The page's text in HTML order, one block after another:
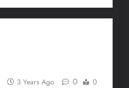
3 Years Ago 0
0